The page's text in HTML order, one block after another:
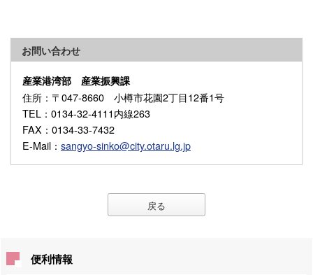
お問い合わせ
産業港湾部 産業振興課
住所 ：〒047-8660 小樽市花園2丁目12番1号
TEL ：0134-32-4111内線263
FAX ：0134-33-7432
E-Mail ： sangyo-sinko@city.otaru.lg.jp
戻る
便利情報